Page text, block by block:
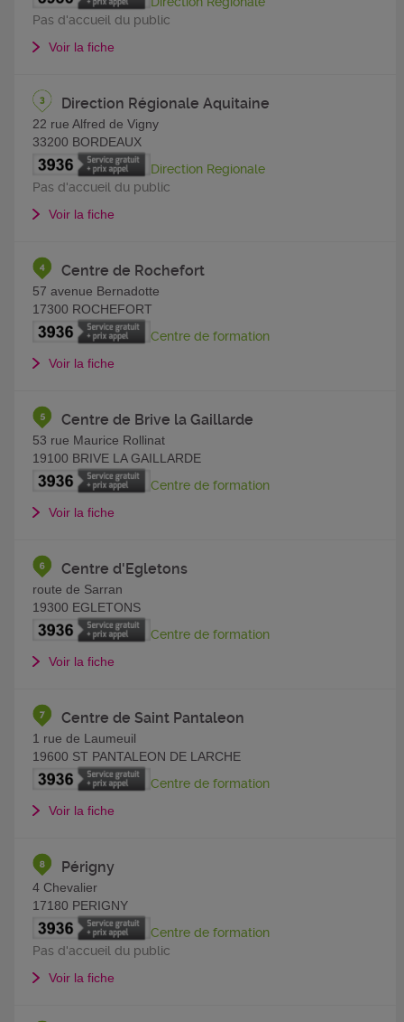
Pas d'accueil du public
Voir la fiche
Direction Régionale Aquitaine
22 rue Alfred de Vigny
33200 BORDEAUX
Direction Regionale
Pas d'accueil du public
Voir la fiche
Centre de Rochefort
57 avenue Bernadotte
17300 ROCHEFORT
Centre de formation
Voir la fiche
Centre de Brive la Gaillarde
53 rue Maurice Rollinat
19100 BRIVE LA GAILLARDE
Centre de formation
Voir la fiche
Centre d'Egletons
route de Sarran
19300 EGLETONS
Centre de formation
Voir la fiche
Centre de Saint Pantaleon
1 rue de Laumeuil
19600 ST PANTALEON DE LARCHE
Centre de formation
Voir la fiche
Périgny
4 Chevalier
17180 PERIGNY
Centre de formation
Pas d'accueil du public
Voir la fiche